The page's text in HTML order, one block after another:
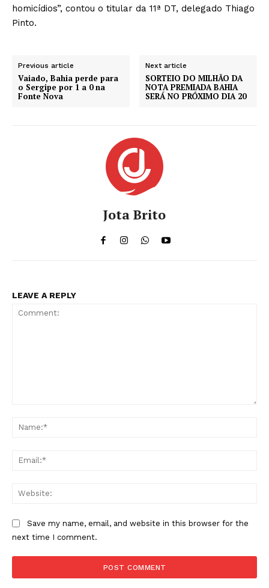
homicídios”, contou o titular da 11ª DT, delegado Thiago
Pinto.
Previous article
Vaiado, Bahia perde para
o Sergipe por 1 a 0 na
Fonte Nova
Next article
SORTEIO DO MILHÃO DA
NOTA PREMIADA BAHIA
SERÁ NO PRÓXIMO DIA 20
Jota Brito
LEAVE A REPLY
Save my name, email, and website in this browser for the
next time I comment.